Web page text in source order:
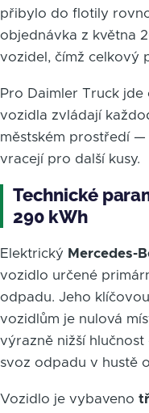
přibylo do flotily
objednávka z května
vozidel, čímž celkový
Pro Daimler Truck jde
vozidla zvládají
městském prostředí —
vracejí pro další kusy.
Technické
290 kWh
Elektrický Mercedes-
vozidlo určené
odpadu. Jeho
vozidlům je nulová
výrazně nižší
svoz odpadu v hustě
Vozidlo je vybaveno